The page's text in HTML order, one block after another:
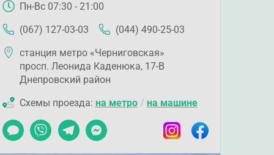
Пн-Вс 07:30 - 21:00
(067) 127-03-03
(044) 490-25-03
станция метро «Черниговская»
просп. Леонида Каденюка, 17-В
Днепровский район
Схемы проезда: на метро/ на машине
Чат Viber TelegramMessenger InstagramFacebook